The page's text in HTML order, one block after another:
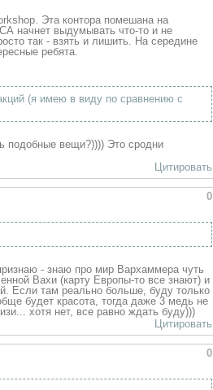
Эта контора помешана на
начнет выдумывать что-то и не
так - взять и лишить. На середине
ребята.
(я имею в виду по сравнению с
подобные вещи?)))) Это сродни
Цитировать
0
- знаю про мир Вархаммера чуть
Вахи (карту Европы-то все знают) и
Если там реально больше, буду только
будет красота, тогда даже 3 медь не
хотя нет, все равно ждать буду)))
Цитировать
0